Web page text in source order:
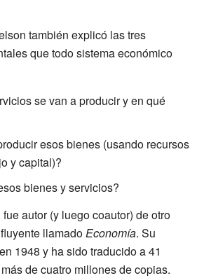
también explicó las tres
que todo sistema económico
se van a producir y en qué
esos bienes (usando recursos
y capital)?
bienes y servicios?
autor (y luego coautor) de otro
llamadoEconomía. Su
1948 y ha sido traducido a 41
de cuatro millones de copias.